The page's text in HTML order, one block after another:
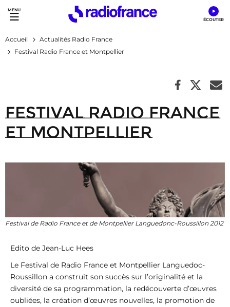
Accès direct :
Menu principal
Contenu
Accueil
Actualités Radio France
Festival Radio France et Montpellier
Festival Radio France
et Montpellier
Festival de Radio France et de Montpellier Languedonc-Roussillon 2012
Edito de Jean-Luc Hees
Le Festival de Radio France et Montpellier Languedoc-
Roussillon a construit son succès sur l’originalité et la
diversité de sa programmation, la redécouverte d’œuvres
oubliées, la création d’œuvres nouvelles, la promotion de